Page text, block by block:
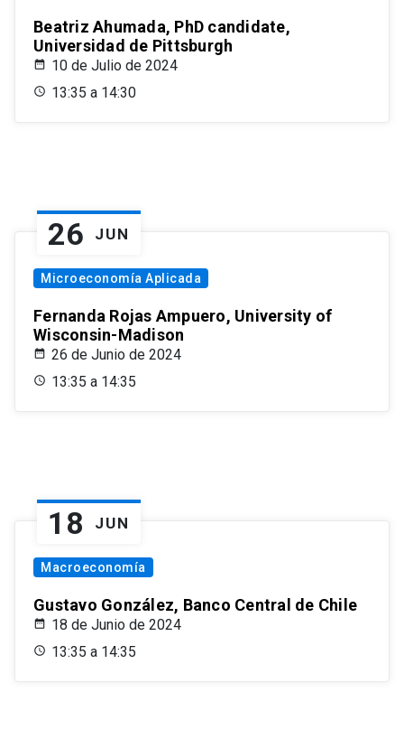
Beatriz Ahumada, PhD candidate,
Universidad de Pittsburgh
10 de Julio de 2024
13:35 a 14:30
26 JUN
Microeconomía Aplicada
Fernanda Rojas Ampuero, University of
Wisconsin-Madison
26 de Junio de 2024
13:35 a 14:35
18 JUN
Macroeconomía
Gustavo González, Banco Central de Chile
18 de Junio de 2024
13:35 a 14:35